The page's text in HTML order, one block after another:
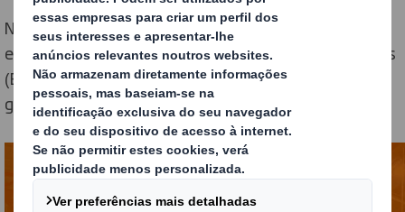
Nas indústrias onde os componentes eletrónicos são
essenciais, a proteção contra descargas eletrostáticas
(ESD) e outras interferências é fundamental para
garantir o seu desempenho e fiabilidade.